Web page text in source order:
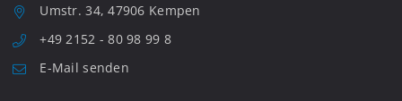
Umstr. 34, 47906 Kempen
+49 2152 - 80 98 99 8
E-Mail senden